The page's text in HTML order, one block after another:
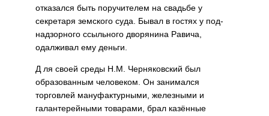
отказался быть поручителем на свадьбе у
секретаря земского суда. Бывал в гостях у под­
надзорного ссыльного дворянина Равича,
одалживал ему деньги.
Д ля своей среды Н.М. Черня­ковский был
образованным человеком. Он занимался
торговлей мануфактурными, железными и
галантерейными товарами, брал казённые